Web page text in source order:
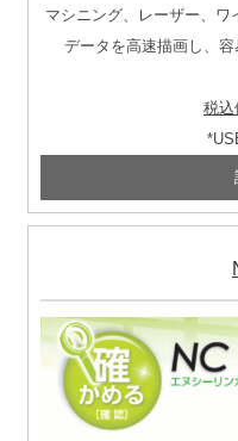
マシニング、レーザー、
データを高速描画し、容
税込